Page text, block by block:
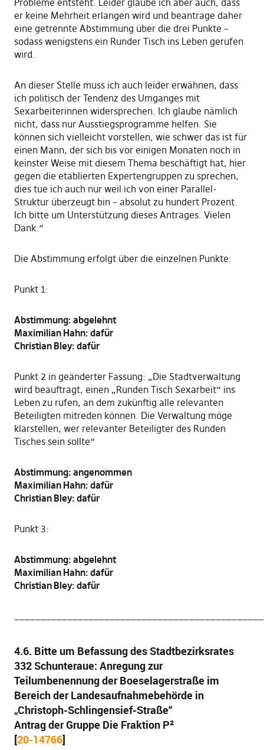
Probleme entsteht. Leider glaube ich aber auch, dass
er keine Mehrheit erlangen wird und beantrage daher
eine getrennte Abstimmung über die drei Punkte –
sodass wenigstens ein Runder Tisch ins Leben gerufen
wird.
An dieser Stelle muss ich auch leider erwähnen, dass
ich politisch der Tendenz des Umganges mit
Sexarbeiterinnen widersprechen. Ich glaube nämlich
nicht, dass nur Ausstiegsprogramme helfen. Sie
können sich vielleicht vorstellen, wie schwer das ist für
einen Mann, der sich bis vor einigen Monaten noch in
keinster Weise mit diesem Thema beschäftigt hat, hier
gegen die etablierten Expertengruppen zu sprechen,
dies tue ich auch nur weil ich von einer Parallel-
Struktur überzeugt bin – absolut zu hundert Prozent.
Ich bitte um Unterstützung dieses Antrages. Vielen
Dank.“
Die Abstimmung erfolgt über die einzelnen Punkte:
Punkt 1:
Abstimmung: abgelehnt
Maximilian Hahn: dafür
Christian Bley: dafür
Punkt 2 in geänderter Fassung: „Die Stadtverwaltung
wird beauftragt, einen „Runden Tisch Sexarbeit“ ins
Leben zu rufen, an dem zukünftig alle relevanten
Beteiligten mitreden können. Die Verwaltung möge
klarstellen, wer relevanter Beteiligter des Runden
Tisches sein sollte“
Abstimmung: angenommen
Maximilian Hahn: dafür
Christian Bley: dafür
Punkt 3:
Abstimmung: abgelehnt
Maximilian Hahn: dafür
Christian Bley: dafür
4.6. Bitte um Befassung des Stadtbezirksrates
332 Schunteraue: Anregung zur
Teilumbenennung der Boeselagerstraße im
Bereich der Landesaufnahmebehörde in
„Christoph-Schlingensief-Straße“
Antrag der Gruppe Die Fraktion P²
[20-14766]